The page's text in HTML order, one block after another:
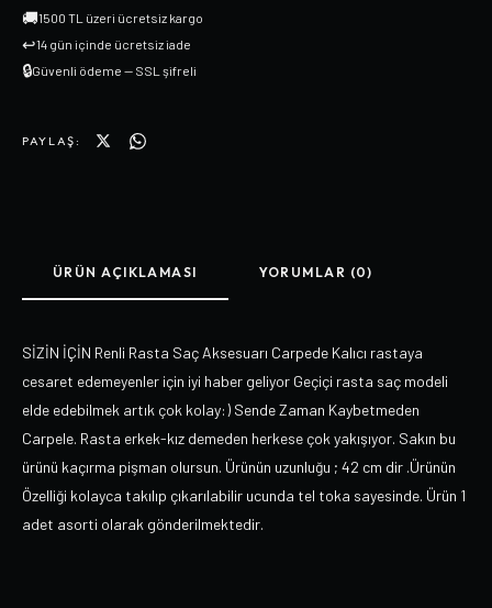
🚚1500 TL üzeri ücretsiz kargo
↩14 gün içinde ücretsiz iade
🔒Güvenli ödeme — SSL şifreli
PAYLAŞ:
ÜRÜN AÇIKLAMASI YORUMLAR (0)
SİZİN İÇİN Renli Rasta Saç Aksesuarı Carpede Kalıcı rastaya
cesaret edemeyenler için iyi haber geliyor Geçiçi rasta saç modeli
elde edebilmek artık çok kolay:) Sende Zaman Kaybetmeden
Carpele. Rasta erkek-kız demeden herkese çok yakışıyor. Sakın bu
ürünü kaçırma pişman olursun. Ürünün uzunluğu ; 42 cm dir .Ürünün
Özelliği kolayca takılıp çıkarılabilir ucunda tel toka sayesinde. Ürün 1
adet asorti olarak gönderilmektedir.